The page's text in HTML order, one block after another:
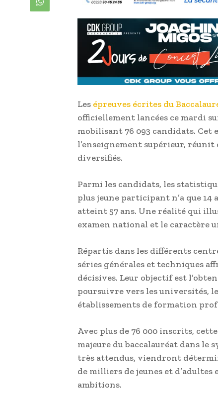
Les épreuves écrites du
officiellement lancées ce mardi
mobilisant 76 093 candidats. Cet
l’enseignement supérieur,
diversifiés.
Parmi les candidats, les
plus jeune participant n’a que 14
atteint 57 ans. Une réalité qui
examen national et le caractère
Répartis dans les différents
séries générales et techniques
décisives. Leur objectif est
poursuivre vers les universités,
établissements de formation
Avec plus de 76 000 inscrits,
majeure du baccalauréat dans le
très attendus, viendront
de milliers de jeunes et
ambitions.